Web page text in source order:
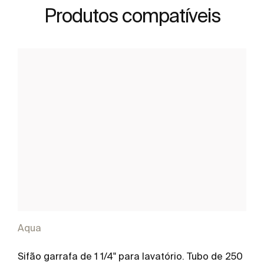
Produtos compatíveis
Aqua
Sifão garrafa de 1 1/4" para lavatório. Tubo de 250